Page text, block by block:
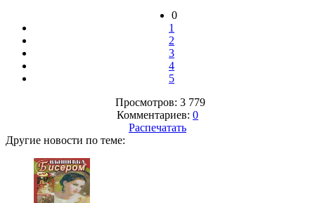
0
1
2
3
4
5
Просмотров: 3 779
Комментариев: 0
Распечатать
Другие новости по теме: